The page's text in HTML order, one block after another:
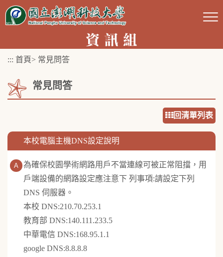
跳
::: 首頁> 常見問答
常見問答
回清單列表
本校電腦主機DNS設定說明
為確保校園學術網路用戶不當連線可被正常阻擋，用
戶端設備的網路設定應注意下 列事項:請設定下列
DNS 伺服器。
本校 DNS:210.70.253.1
教育部 DNS:140.111.233.5
中華電信 DNS:168.95.1.1
google DNS:8.8.8.8